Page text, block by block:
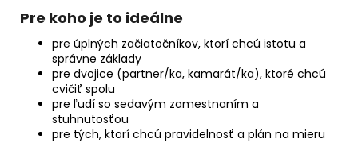
Pre koho je to ideálne
pre úplných začiatočníkov, ktorí chcú istotu a
správne základy
pre dvojice (partner/ka, kamarát/ka), ktoré chcú
cvičiť spolu
pre ľudí so sedavým zamestnaním a
stuhnutosťou
pre tých, ktorí chcú pravidelnosť a plán na mieru